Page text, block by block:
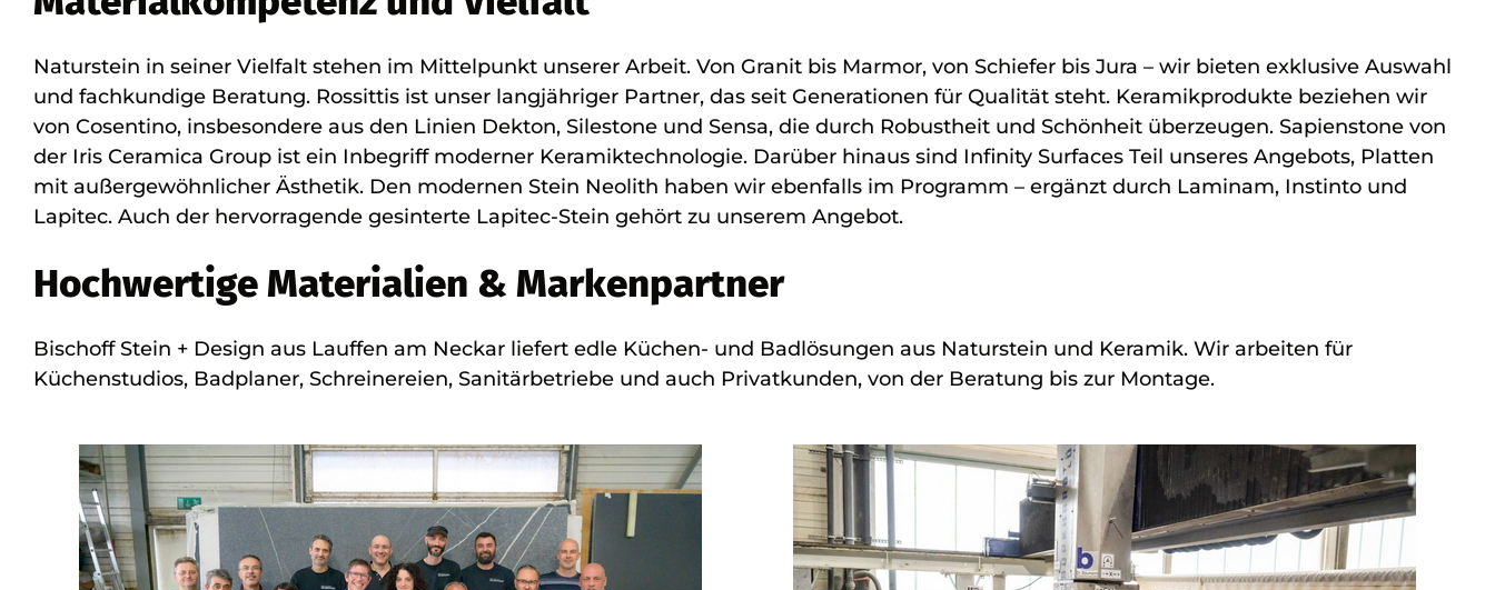
Naturstein in seiner Vielfalt stehen im Mittelpunkt unserer Arbeit. Von Granit bis Marmor, von Schiefer bis Jura – wir bieten exklusive Auswahl
und fachkundige Beratung. Rossittis ist unser langjähriger Partner, das seit Generationen für Qualität steht. Keramikprodukte beziehen wir
von Cosentino, insbesondere aus den Linien Dekton, Silestone und Sensa, die durch Robustheit und Schönheit überzeugen. Sapienstone von
der Iris Ceramica Group ist ein Inbegriff moderner Keramiktechnologie. Darüber hinaus sind Infinity Surfaces Teil unseres Angebots, Platten
mit außergewöhnlicher Ästhetik. Den modernen Stein Neolith haben wir ebenfalls im Programm – ergänzt durch Laminam, Instinto und
Lapitec. Auch der hervorragende gesinterte Lapitec-Stein gehört zu unserem Angebot.
Hochwertige Materialien & Markenpartner
Bischoff Stein + Design aus Lauffen am Neckar liefert edle Küchen- und Badlösungen aus Naturstein und Keramik. Wir arbeiten für
Küchenstudios, Badplaner, Schreinereien, Sanitärbetriebe und auch Privatkunden, von der Beratung bis zur Montage.